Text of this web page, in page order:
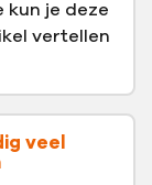
kun je deze
vertellen
veel